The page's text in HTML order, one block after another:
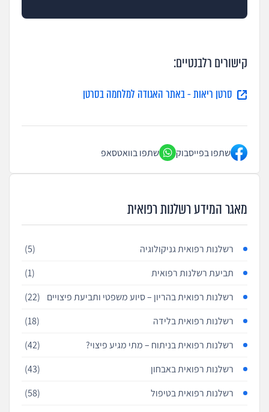
קישורים רלבנטיים:
סרטן ריאות - באתר האגודה למלחמה בסרטן
שתפו בפייסבוק שתפו בוואטסאפ
מאגר המידע רשלנות רפואית
רשלנות רפואית גניקולוגיה
(5)
תביעת רשלנות רפואית
(1)
רשלנות רפואית בהריון – סיוע משפטי ותביעת פיצויים
(22)
רשלנות רפואית בלידה
(18)
רשלנות רפואית בניתוח – מתי מגיע פיצוי?
(42)
רשלנות רפואית באבחון
(43)
רשלנות רפואית בטיפול
(58)